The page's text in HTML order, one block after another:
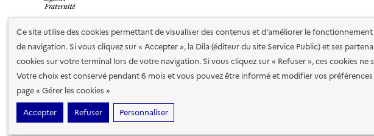
Ce site utilise des cookies permettant de visualiser des contenus et d'améliorer le
de navigation. Si vous cliquez sur « Accepter », la Dila (éditeur du site Service Public) et ses
cookies sur votre terminal lors de votre navigation. Si vous cliquez sur « Refuser », ces cookies ne
Votre choix est conservé pendant 6 mois et vous pouvez être informé et modifier vos
page « Gérer les cookies »
Accepter
Refuser Personnaliser
Nos partenaires
Plan du site Accessibilité : totalement conforme
cookies